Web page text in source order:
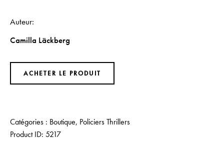
Auteur
Camilla Läckberg
ACHETER LE PRODUIT
Catégories : Boutique, Policiers Thrillers
Product ID: 5217